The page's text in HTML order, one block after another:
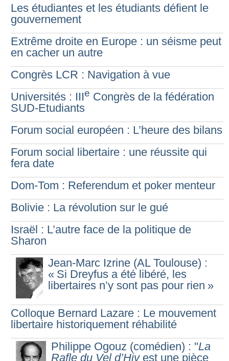
Les étudiantes et les étudiants défient le
gouvernement
Extrême droite en Europe : un séisme peut
en cacher un autre
Congrès LCR : Navigation à vue
Universités : IIIe Congrès de la fédération
SUD-Etudiants
Forum social européen : L’heure des bilans
Forum social libertaire : une réussite qui
fera date
Dom-Tom : Referendum et poker menteur
Bolivie : La révolution sur le gué
Israël : L’autre face de la politique de
Sharon
Jean-Marc Izrine (AL Toulouse) :
« Si Dreyfus a été libéré, les
libertaires n’y sont pas pour rien »
Colloque Bernard Lazare : Le mouvement
libertaire historiquement réhabilité
Philippe Ogouz (comédien) : "La
Rafle du Vel d’Hivest une pièce